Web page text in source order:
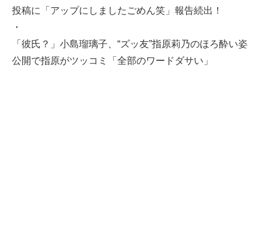
投稿に「アップにしましたごめん笑」報告続出！
・
「彼氏？」小島瑠璃子、“ズッ友”指原莉乃のほろ酔い姿
公開で指原がツッコミ「全部のワードダサい」